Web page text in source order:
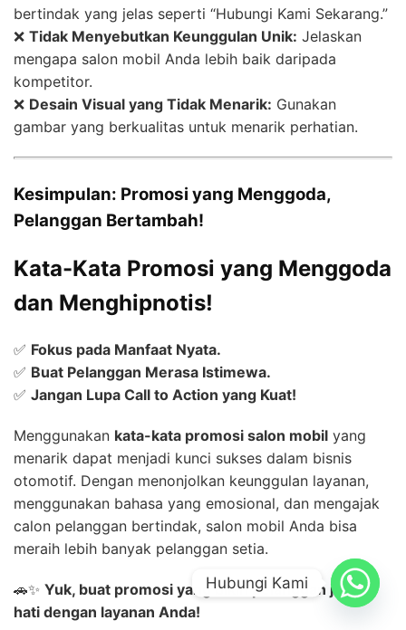
bertindak yang jelas seperti “Hubungi Kami Sekarang.”
❌ Tidak Menyebutkan Keunggulan Unik: Jelaskan
mengapa salon mobil Anda lebih baik daripada
kompetitor.
❌ Desain Visual yang Tidak Menarik: Gunakan
gambar yang berkualitas untuk menarik perhatian.
Kesimpulan: Promosi yang Menggoda,
Pelanggan Bertambah!
Kata-Kata Promosi yang Menggoda
dan Menghipnotis!
✅ Fokus pada Manfaat Nyata.
✅ Buat Pelanggan Merasa Istimewa.
✅ Jangan Lupa Call to Action yang Kuat!
Menggunakan kata-kata promosi salon mobil yang
menarik dapat menjadi kunci sukses dalam bisnis
otomotif. Dengan menonjolkan keunggulan layanan,
menggunakan bahasa yang emosional, dan mengajak
calon pelanggan bertindak, salon mobil Anda bisa
meraih lebih banyak pelanggan setia.
🚗✨ Yuk, buat promosi yang bikin pelanggan jatuh
hati dengan layanan Anda!
Hubungi Kami